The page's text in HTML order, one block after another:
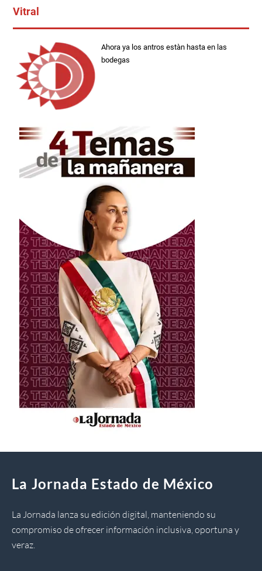
Vitral
Ahora ya los antros estàn hasta en las
bodegas
La Jornada Estado de México
La Jornada lanza su edición digital, manteniendo su
compromiso de ofrecer información inclusiva, oportuna y
veraz.